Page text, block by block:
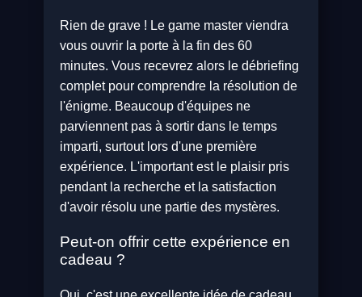
Rien de grave ! Le game master viendra
vous ouvrir la porte à la fin des 60
minutes. Vous recevrez alors le débriefing
complet pour comprendre la résolution de
l'énigme. Beaucoup d'équipes ne
parviennent pas à sortir dans le temps
imparti, surtout lors d'une première
expérience. L'important est le plaisir pris
pendant la recherche et la satisfaction
d'avoir résolu une partie des mystères.
Peut-on offrir cette expérience en
cadeau ?